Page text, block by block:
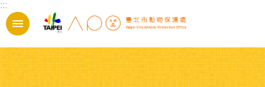
跳到主要內容區塊
:::